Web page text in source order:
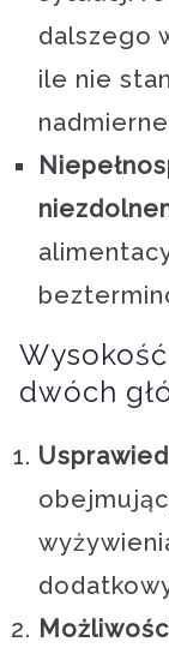
dalszego
ile nie
dwóch